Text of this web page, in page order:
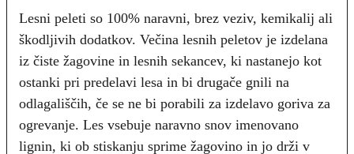
Lesni peleti so 100% naravni, brez veziv, kemikalij ali
škodljivih dodatkov. Večina lesnih peletov je izdelana
iz čiste žagovine in lesnih sekancev, ki nastanejo kot
ostanki pri predelavi lesa in bi drugače gnili na
odlagališčih, če se ne bi porabili za izdelavo goriva za
ogrevanje. Les vsebuje naravno snov imenovano
lignin, ki ob stiskanju sprime žagovino in jo drži v